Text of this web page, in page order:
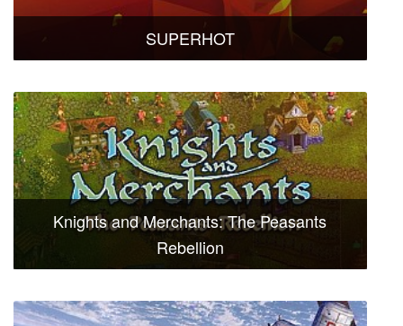
SUPERHOT
Knights and Merchants: The Peasants
Rebellion